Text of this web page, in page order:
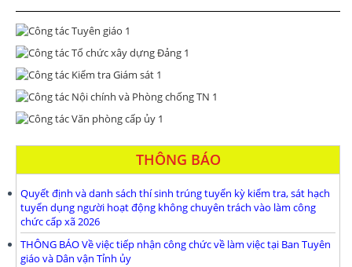
THÔNG BÁO
Quyết định và danh sách thí sinh trúng tuyển kỳ kiểm tra, sát hạch
tuyển dụng người hoạt động không chuyên trách vào làm công
chức cấp xã 2026
THÔNG BÁO Về việc tiếp nhận công chức về làm việc tại Ban Tuyên
giáo và Dân vận Tỉnh ủy